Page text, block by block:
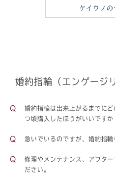
ケイウノの
婚約指輪（エンゲージ
婚約指輪は出来上がるまでに
つ頃購入したほうがいいですか
急いでいるのですが、婚約指輪
修理やメンテナンス、アフタ
ださい。